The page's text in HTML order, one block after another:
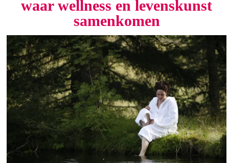
waar wellness en levenskunst
samenkomen